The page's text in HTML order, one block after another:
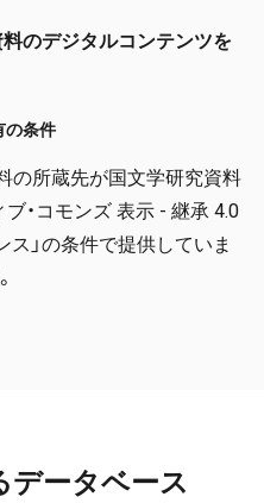
のデジタルコンテンツを
の条件
の所蔵先が国文学研究資料
・コモンズ 表示 - 継承 4.0
ス」の条件で提供していま
データベース